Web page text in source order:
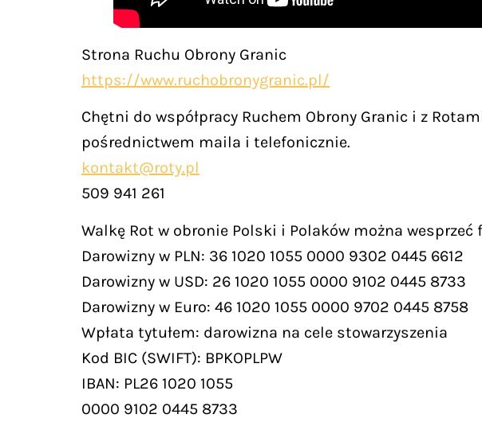
Strona Ruchu Obrony Granic
https://www.ruchobronygranic.pl/
Chętni do współpracy Ruchem Obrony Granic i z
pośrednictwem maila i telefonicznie.
kontakt@roty.pl
509 941 261
Walkę Rot w obronie Polski i Polaków można
Darowizny w PLN: 36 1020 1055 0000 9302 0445 6612
Darowizny w USD: 26 1020 1055 0000 9102 0445 8733
Darowizny w Euro: 46 1020 1055 0000 9702 0445 8758
Wpłata tytułem: darowizna na cele stowarzyszenia
Kod BIC (SWIFT): BPKOPLPW
IBAN: PL26 1020 1055
0000 9102 0445 8733